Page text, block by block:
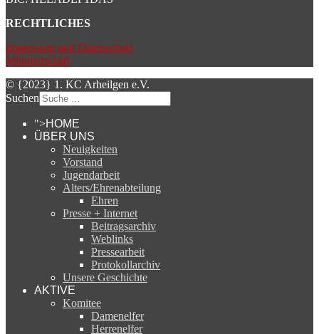
IBAN: DE39 5085 0150 0006 0073 33
RECHTLICHES
Impressum und Datenschutz
Mitgliedschaft
© {2023} 1. KC Arheilgen e.V.
Suchen
HOME
ÜBER UNS
Neuigkeiten
Vorstand
Jugendarbeit
Alters/Ehrenabteilung
Ehren
Presse + Internet
Beitragsarchiv
Weblinks
Protokollarchiv
Unsere Geschichte